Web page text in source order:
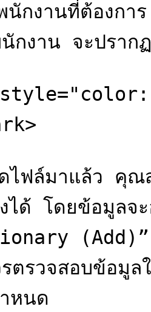
กงานที่ต้องการ
งาน จะปราก
ไฟล์มาแล้ว คุณ
ได้ โดยข้อมูล
(Add)”
ตรวจสอบข้อมูล
หนด